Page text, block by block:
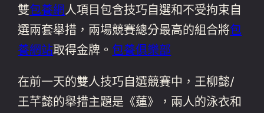
雙包養網人項目包含技巧自選和不受拘束自
選兩套舉措，兩場競賽總分最高的組合將包
養網站取得金牌。 包養俱樂部
在前一天的雙人技巧自選競賽中，王柳懿/
王芊懿的舉措主題是《蓮》，兩人的泳衣和